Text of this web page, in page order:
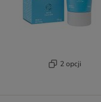
2 opcji